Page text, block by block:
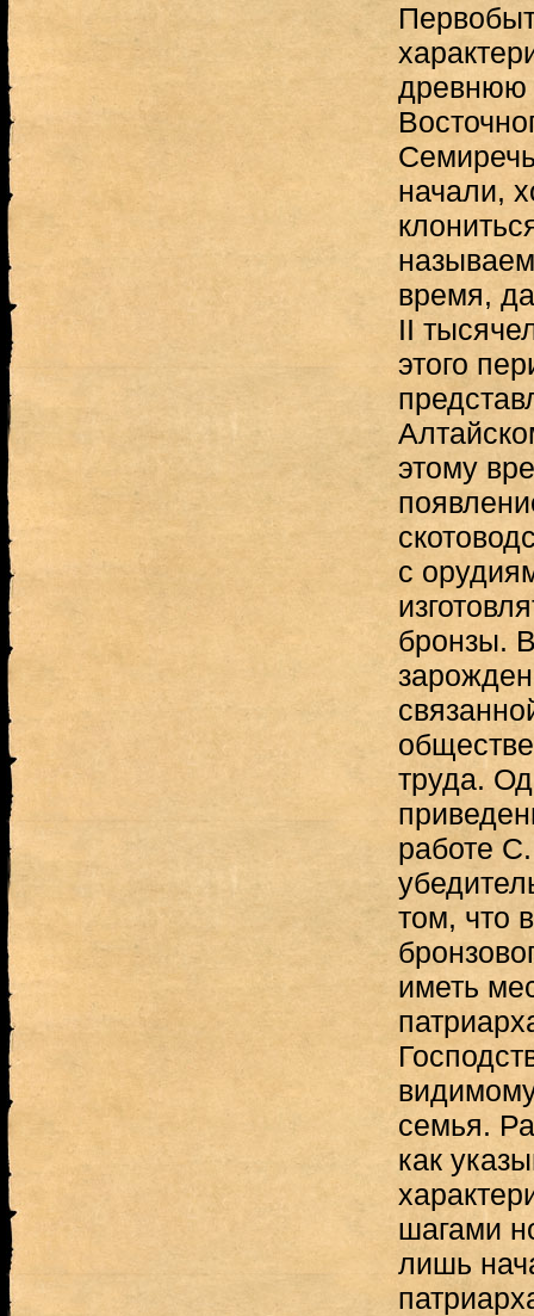
древнюю
начали,
время,
II
этого
этому
с
бронзы.
труда.
работе
том, что
иметь
семья.
как
шагами
лишь